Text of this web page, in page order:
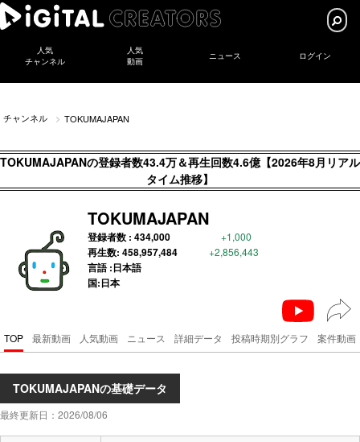
人気
チャンネル
人気
動画
ニュース ログイン
チャンネル TOKUMAJAPAN
TOKUMAJAPANの登録者数43.4万＆再生回数4.6億【2026年8月リアル
タイム推移】
TOKUMAJAPAN
登録者数 : 434,000 +1,000
再生数: 458,957,484 +2,856,443
言語 :日本語
国:日本
TOP 最新動画 人気動画 ニュース 詳細データ 投稿時期別グラフ 案件動画
TOKUMAJAPANの基礎データ
最終更新日：2026/08/06